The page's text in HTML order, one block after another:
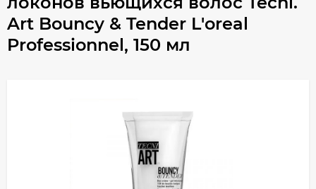
Art Bouncy & Tender L'oreal
Professionnel, 150 мл